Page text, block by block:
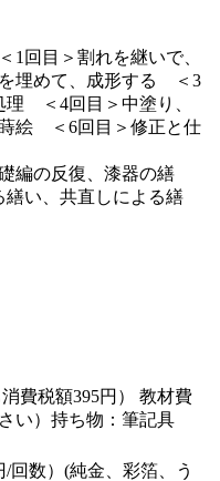
1回目＞割れを継いで、
埋めて、成形する ＜3
理 ＜4回目＞中塗り、
絵 ＜6回目＞修正と仕
編の反復、漆器の繕
繕い、共直しによる繕
費税額395円） 教材費
い）持ち物：筆記具
/回数）(純金、彩箔、う